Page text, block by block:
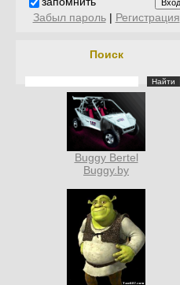
Забыл пароль| Регистрация
Поиск
Buggy Bertel
Buggy.by